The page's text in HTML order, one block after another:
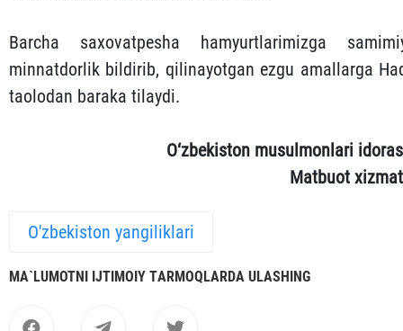
Barcha saxovatpesha hamyurtlarimizga
minnatdorlik bildirib, qilinayotgan ezgu amallarga
taolodan baraka tilaydi.
O‘zbekiston musulmonlari
Matbuot
O'zbekiston yangiliklari
MА`LUMOTNI IJTIMOIY TАRMOQLАRDА ULАSHING